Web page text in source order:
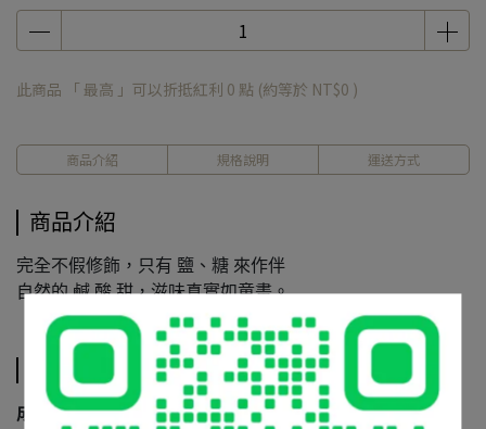
此商品 「 最高 」可以折抵紅利 0 點 (約等於 NT$0 )
商品介紹 規格說明 運送方式
商品介紹
完全不假修飾，只有 鹽、糖 來作伴
自然的 鹹 酸 甜，滋味真實如童畫。
規格說明
成份 :自然農法青梅、粗鹽、二砂糖